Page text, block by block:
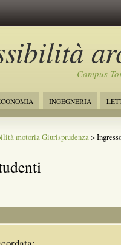
Campus
INGEGNERIA
motoria Giurisprudenza>